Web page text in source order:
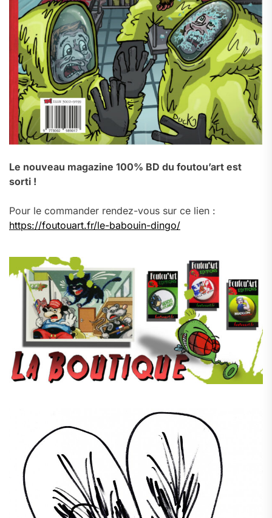
Le nouveau magazine 100% BD du foutou’art est
sorti !
Pour le commander rendez-vous sur ce lien :
https://foutouart.fr/le-babouin-dingo/